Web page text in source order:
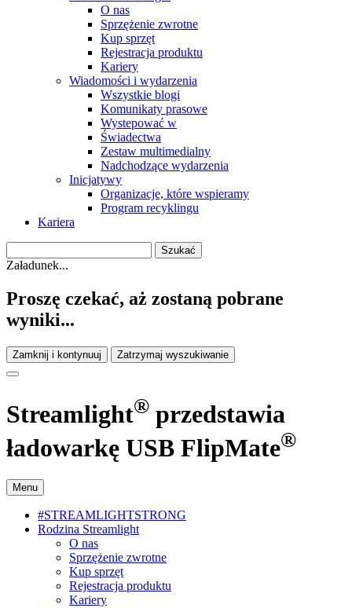
O nas
Sprzężenie zwrotne
Kup sprzęt
Rejestracja produktu
Kariery
Wiadomości i wydarzenia
Wszystkie blogi
Komunikaty prasowe
Wystepować w
Świadectwa
Zestaw multimedialny
Nadchodzące wydarzenia
Inicjatywy
Organizacje, które wspieramy
Program recyklingu
Kariera
Załadunek...
Proszę czekać, aż zostaną pobrane
wyniki...
Zamknij i kontynuuj Zatrzymaj wyszukiwanie
Streamlight® przedstawia
ładowarkę USB FlipMate®
Menu
#STREAMLIGHTSTRONG
Rodzina Streamlight
O nas
Sprzężenie zwrotne
Kup sprzęt
Rejestracja produktu
Kariery